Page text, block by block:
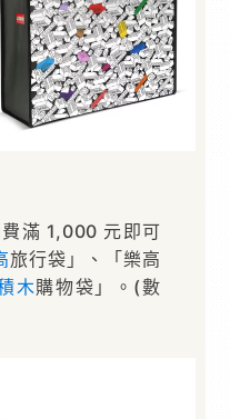
滿 1,000 元即可
旅行袋」、「樂高
木購物袋」。(數